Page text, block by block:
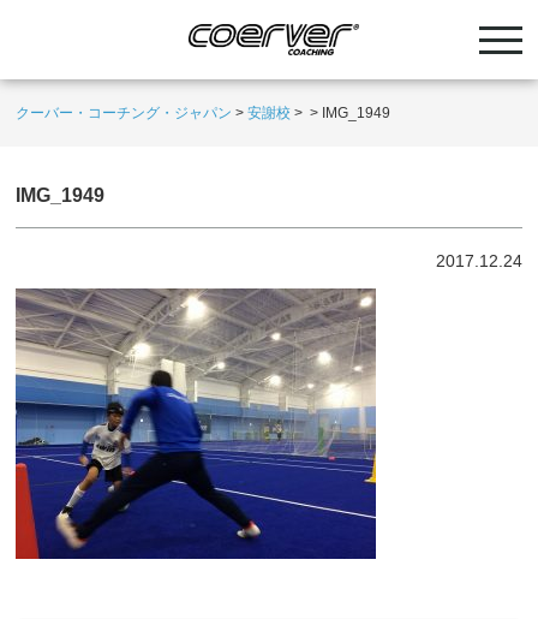
クーバー・コーチング・ジャパン >安謝校 > > IMG_1949
IMG_1949
2017.12.24